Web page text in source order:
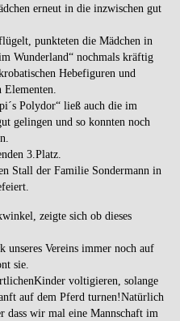
erneut in die inzwischen gut
punkteten die Mädchen in
Wunderland“ nochmals kräftig
Hebefiguren und
Elementen.
Polydor“ ließ auch die im
gelingen und so konnten noch
3.Platz.
Stall der Familie Sondermann in
zeigte sich ob dieses
unseres Vereins immer noch auf
sie.
voltigieren, solange
auf dem Pferd turnen!Natürlich
dass wir mal eine Mannschaft im